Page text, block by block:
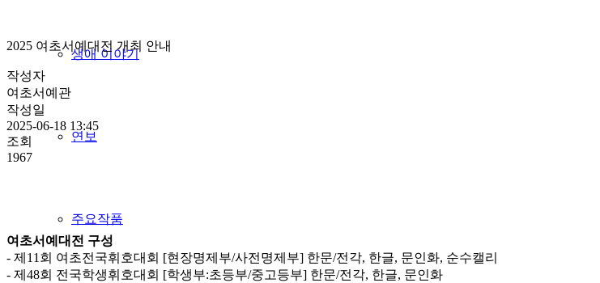
생애 이야기
연보
주요작품
2025 여초서예대전 개최 안내
작성자
여초서예관
작성일
2025-06-18 13:45
조회
1967
여초서예대전 구성
- 제11회 여초전국휘호대회 [현장명제부/사전명제부] 한문/전각, 한글, 문인화, 순수캘리
- 제48회 전국학생휘호대회 [학생부:초등부/중고등부] 한문/전각, 한글, 문인화